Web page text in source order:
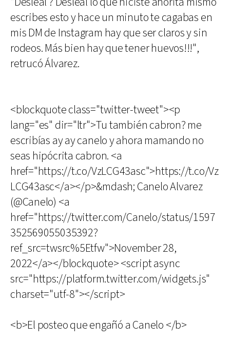
escribes esto y hace un minuto te cagabas en
mis DM de Instagram hay que ser claros y sin
rodeos. Más bien hay que tener huevos!!!",
retrucó Álvarez.
<blockquote class="twitter-tweet"><p
lang="es" dir="ltr">Tu también cabron? me
escribías ay ay canelo y ahora mamando no
seas hipócrita cabron. <a
href="https://t.co/VzLCG43asc">https://t.co/Vz
LCG43asc</a></p>&mdash; Canelo Alvarez
(@Canelo) <a
href="https://twitter.com/Canelo/status/1597
352569055035392?
ref_src=twsrc%5Etfw">November 28,
2022</a></blockquote> <script async
src="https://platform.twitter.com/widgets.js"
charset="utf-8"></script>
<b>El posteo que engañó a Canelo </b>